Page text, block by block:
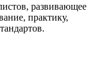
развивающее
практику,